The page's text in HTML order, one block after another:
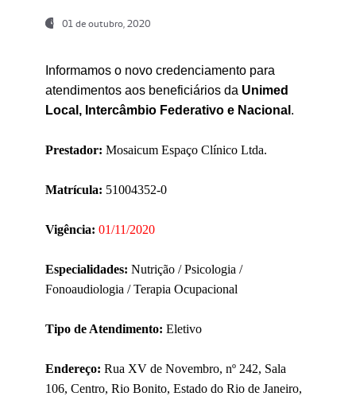
01 de outubro, 2020
Informamos o novo credenciamento para
atendimentos aos beneficiários da Unimed
Local, Intercâmbio Federativo e Nacional .
Prestador: Mosaicum Espaço Clínico Ltda.
Matrícula: 51004352-0
Vigência: 01/11/2020
Especialidades: Nutrição / Psicologia /
Fonoaudiologia / Terapia Ocupacional
Tipo de Atendimento: Eletivo
Endereço: Rua XV de Novembro, nº 242, Sala
106, Centro, Rio Bonito, Estado do Rio de Janeiro,